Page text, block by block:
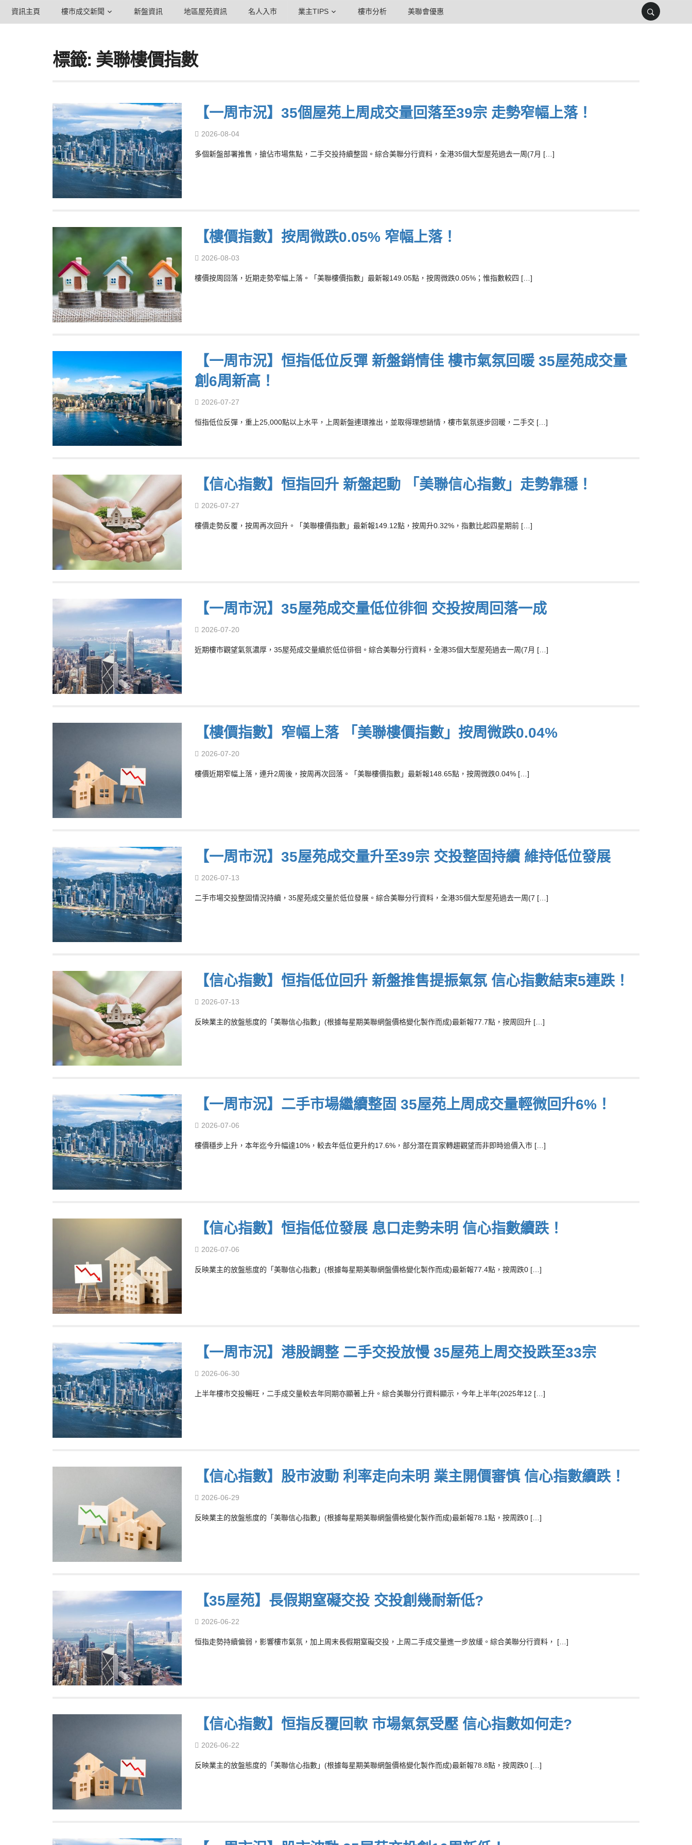
資訊主頁 樓市成交新聞 新盤資訊 地區屋苑資訊 名人入市 業主TIPS 樓市分析 美聯會優惠
標籤: 美聯樓價指數
【一周市況】35個屋苑上周成交量回落至39宗 走勢窄幅上落！
2026-08-04
多個新盤部署推售，搶佔市場焦點，二手交投持續整固。綜合美聯分行資料，全港35個大型屋苑過去一周(7月 […]
【樓價指數】按周微跌0.05% 窄幅上落！
2026-08-03
樓價按周回落，近期走勢窄幅上落。「美聯樓價指數」最新報149.05點，按周微跌0.05%；惟指數較四 […]
【一周市況】恒指低位反彈 新盤銷情佳 樓市氣氛回暖 35屋苑成交量
創6周新高！
2026-07-27
恒指低位反彈，重上25,000點以上水平，上周新盤連環推出，並取得理想銷情，樓市氣氛逐步回暖，二手交 […]
【信心指數】恒指回升 新盤起動 「美聯信心指數」走勢靠穩！
2026-07-27
樓價走勢反覆，按周再次回升。「美聯樓價指數」最新報149.12點，按周升0.32%，指數比起四星期前 […]
【一周市況】35屋苑成交量低位徘徊 交投按周回落一成
2026-07-20
近期樓市觀望氣氛濃厚，35屋苑成交量續於低位徘徊。綜合美聯分行資料，全港35個大型屋苑過去一周(7月 […]
【樓價指數】窄幅上落 「美聯樓價指數」按周微跌0.04%
2026-07-20
樓價近期窄幅上落，連升2周後，按周再次回落。「美聯樓價指數」最新報148.65點，按周微跌0.04% […]
【一周市況】35屋苑成交量升至39宗 交投整固持續 維持低位發展
2026-07-13
二手市場交投整固情況持續，35屋苑成交量於低位發展。綜合美聯分行資料，全港35個大型屋苑過去一周(7 […]
【信心指數】恒指低位回升 新盤推售提振氣氛 信心指數結束5連跌！
2026-07-13
反映業主的放盤態度的「美聯信心指數」(根據每星期美聯網盤價格變化製作而成)最新報77.7點，按周回升 […]
【一周市況】二手市場繼續整固 35屋苑上周成交量輕微回升6%！
2026-07-06
樓價穩步上升，本年迄今升幅達10%，較去年低位更升約17.6%，部分潛在買家轉趨觀望而非即時追價入市 […]
【信心指數】恒指低位發展 息口走勢未明 信心指數續跌！
2026-07-06
反映業主的放盤態度的「美聯信心指數」(根據每星期美聯網盤價格變化製作而成)最新報77.4點，按周跌0 […]
【一周市況】港股調整 二手交投放慢 35屋苑上周交投跌至33宗
2026-06-30
上半年樓市交投暢旺，二手成交量較去年同期亦顯著上升。綜合美聯分行資料顯示，今年上半年(2025年12 […]
【信心指數】股市波動 利率走向未明 業主開價審慎 信心指數續跌！
2026-06-29
反映業主的放盤態度的「美聯信心指數」(根據每星期美聯網盤價格變化製作而成)最新報78.1點，按周跌0 […]
【35屋苑】長假期窒礙交投 交投創幾耐新低?
2026-06-22
恒指走勢持續偏弱，影響樓市氣氛，加上周末長假期窒礙交投，上周二手成交量進一步放緩。綜合美聯分行資料， […]
【信心指數】恒指反覆回軟 市場氣氛受壓 信心指數如何走?
2026-06-22
反映業主的放盤態度的「美聯信心指數」(根據每星期美聯網盤價格變化製作而成)最新報78.8點，按周跌0 […]